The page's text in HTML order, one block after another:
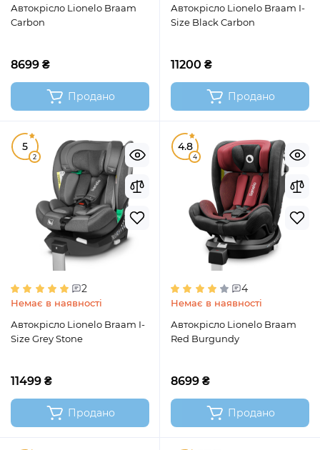
Автокрісло Lionelo Braam
Carbon
8699 ₴
Продано
Автокрісло Lionelo Braam I-
Size Black Carbon
11200 ₴
Продано
5
2
2
Немає в наявності
Автокрісло Lionelo Braam I-
Size Grey Stone
11499 ₴
Продано
4.8
4
4
Немає в наявності
Автокрісло Lionelo Braam
Red Burgundy
8699 ₴
Продано